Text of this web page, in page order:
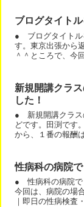
ブログタイト
● ブログタイトル
す。東京出張から
＾＾ところで、今
新規開講クラ
した！
● 新規開講クラス
どです。田渕です
から、１番の報酬
性病科の病院
● 性病科の病院で
今回は、病院の場
｜即日の性病検査